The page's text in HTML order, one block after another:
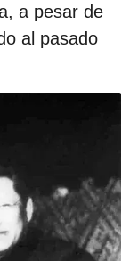
a pesar de
al pasado